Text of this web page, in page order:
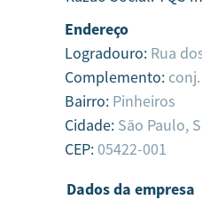
Endereço
Logradouro: Rua
Complemento:
Bairro: Pinheiros
Cidade: São Paulo,
CEP: 05422-001
Dados da empresa